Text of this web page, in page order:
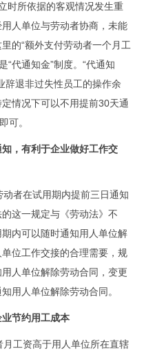
时所依据的客观情况发生重
人单位与劳动者协商，未能
的“额外支付劳动者一个月工
“代通知金”制度。“代通知
辞退非过失性员工的操作余
情况下可以不用提前30天通
可。
，有利于企业做好工作交
者在试用期内提前三日通知
这一规定与《劳动法》不
内可以随时通知用人单位解
位工作交接的合理需要，规
人单位解除劳动合同，变更
用人单位解除劳动合同。
节约用工成本
工资高于用人单位所在直辖